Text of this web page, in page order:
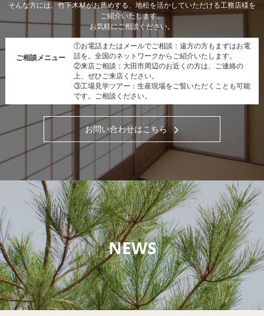
そんな方には、竹下木材がお薦めする、地松を活かしていただける工務店様を
ご紹介いたします。
お気軽にご相談ください。
ご相談メニュー
①お電話またはメールでご相談：遠方の方もまずはお電
話を。全国のネットワークからご紹介いたします。
②来店ご相談：大田市周辺のお近くの方は、ご連絡の
上、ぜひご来店ください。
③工場見学ツアー：生産現場をご覧いただくことも可能
です。ご相談ください。
お問い合わせはこちら
NEWS